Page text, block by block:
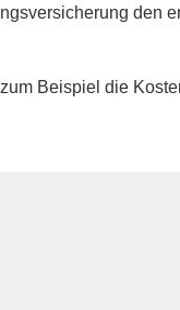
den
Beispiel die